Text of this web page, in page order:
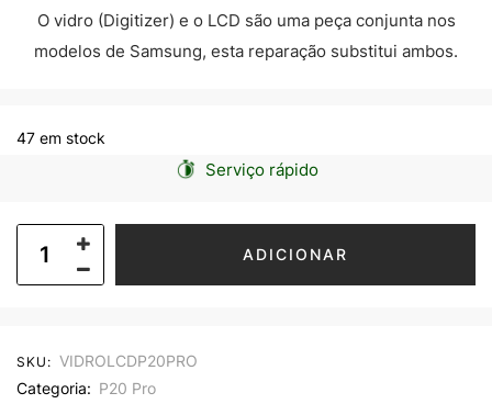
O vidro (Digitizer) e o LCD são uma peça conjunta nos
modelos de Samsung, esta reparação substitui ambos.
47 em stock
Serviço rápido
ADICIONAR
SKU: VIDROLCDP20PRO
Categoria: P20 Pro